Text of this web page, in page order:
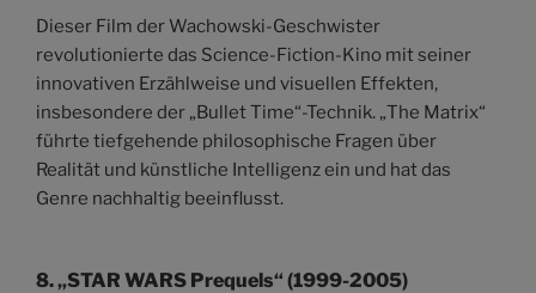
Dieser Film der Wachowski-Geschwister
revolutionierte das Science-Fiction-Kino mit seiner
innovativen Erzählweise und visuellen Effekten,
insbesondere der „Bullet Time“-Technik. „The Matrix“
führte tiefgehende philosophische Fragen über
Realität und künstliche Intelligenz ein und hat das
Genre nachhaltig beeinflusst.
8.„STAR WARS Prequels“ (1999-2005)